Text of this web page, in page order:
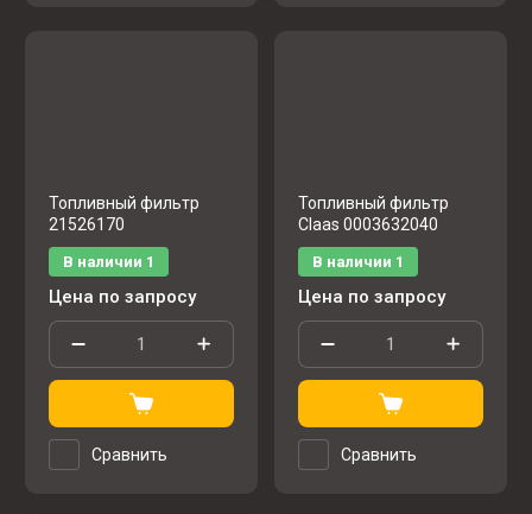
Топливный фильтр
21526170
В наличии 1
Цена по запросу
Сравнить
Топливный фильтр
Claas 0003632040
В наличии 1
Цена по запросу
Сравнить